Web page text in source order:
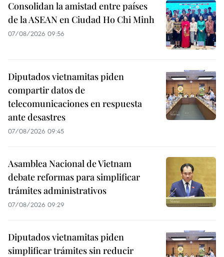
Consolidan la amistad entre países
de la ASEAN en Ciudad Ho Chi Minh
07/08/2026 09:56
Diputados vietnamitas piden
compartir datos de
telecomunicaciones en respuesta
ante desastres
07/08/2026 09:45
Asamblea Nacional de Vietnam
debate reformas para simplificar
trámites administrativos
07/08/2026 09:29
Diputados vietnamitas piden
simplificar trámites sin reducir